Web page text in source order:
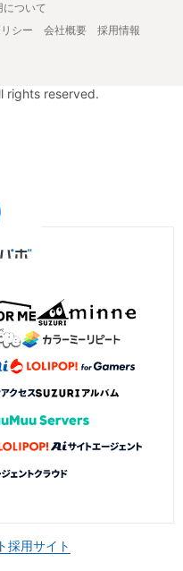
ついて
シー 会社概要
採用情報
rights reserved.
採用サイト